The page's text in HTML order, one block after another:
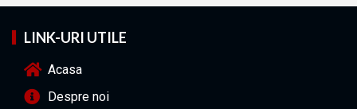
LINK-URI UTILE
Acasa
Despre noi